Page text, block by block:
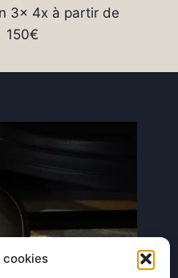
cookies
3x 4x à partir de
150€